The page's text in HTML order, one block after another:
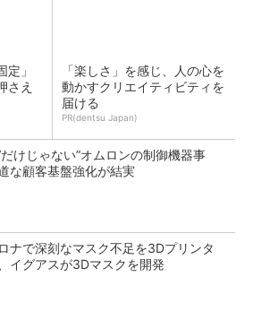
定」
さえ
「楽しさ」を感じ、人の心を
動かすクリエイティビティを
届ける
PR(dentsu Japan)
だけじゃない”オムロンの制御機器事
な顧客基盤強化が結実
ナで深刻なマスク不足を3Dプリンタ
イグアスが3Dマスクを開発